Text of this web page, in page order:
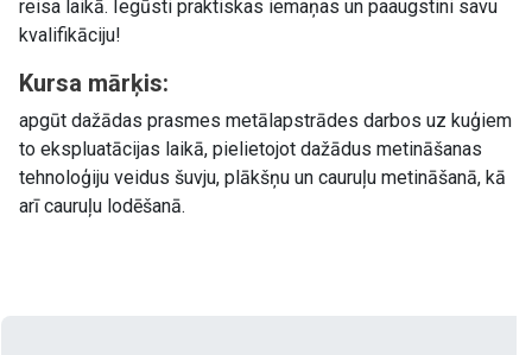
reisa laikā. Iegūsti praktiskas iemaņas un paaugstini savu
kvalifikāciju!
Kursa mārķis:
apgūt dažādas prasmes metālapstrādes darbos uz kuģiem
to ekspluatācijas laikā, pielietojot dažādus metināšanas
tehnoloģiju veidus šuvju, plākšņu un cauruļu metināšanā, kā
arī cauruļu lodēšanā.